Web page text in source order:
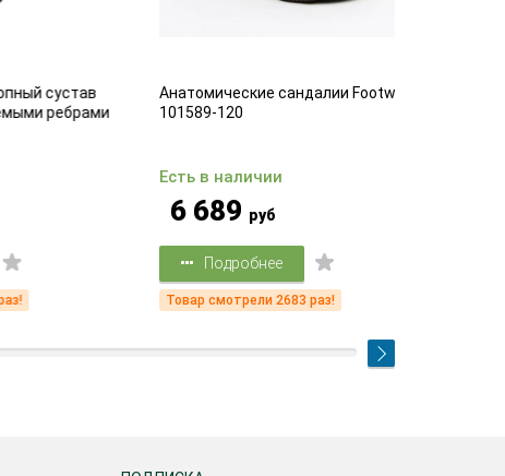
Анатомические сандалии Footwell
101589-120
Есть в наличии
6 689руб
Подробнее
Товар смотрели 2683 раз!